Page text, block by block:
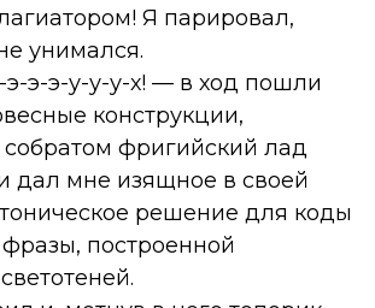
Я парировал,
унимался.
э-э-у-у-у-х! — в ход пошли
конструкции,
фригийский лад
дал мне изящное в своей
решение для коды
построенной